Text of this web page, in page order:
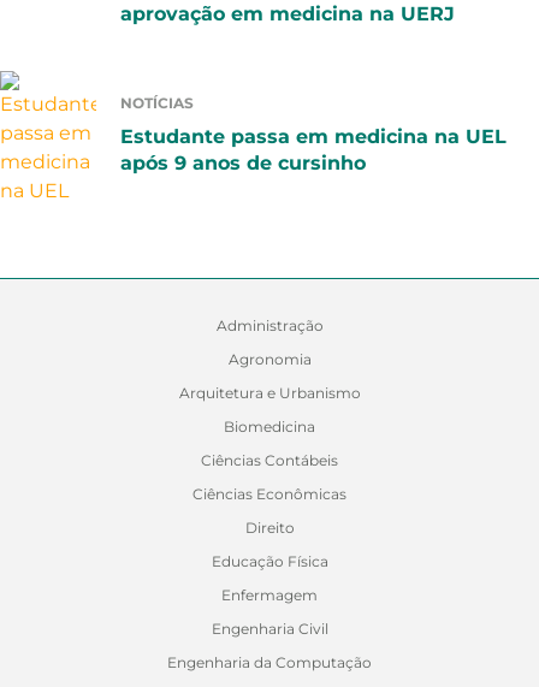
aprovação em medicina na UERJ
NOTÍCIAS
Estudante passa em medicina na UEL
após 9 anos de cursinho
Administração
Agronomia
Arquitetura e Urbanismo
Biomedicina
Ciências Contábeis
Ciências Econômicas
Direito
Educação Física
Enfermagem
Engenharia Civil
Engenharia da Computação